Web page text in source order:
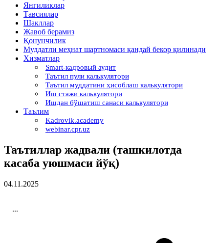
Янгиликлар
Тавсиялар
Шакллар
Жавоб берамиз
Қонунчилик
Муддатли меҳнат шартномаси қандай бекор қилинади
Хизматлар
Smart-кадровый аудит
Таътил пули калькулятори
Таътил муддатини ҳисоблаш калькулятори
Иш стажи калькулятори
Ишдан бўшатиш санаси калькулятори
Таълим
Kadrovik.academy
webinar.cpr.uz
Таътиллар жадвали (ташкилотда
касаба уюшмаси йўқ)
04.11.2025
...